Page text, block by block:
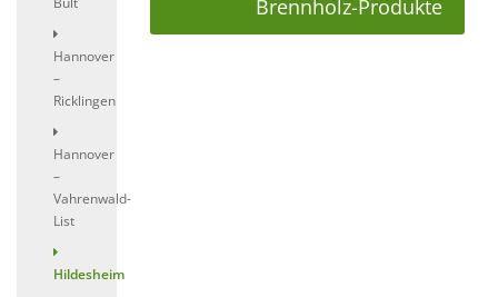
Hannover
–
Ricklingen
Hannover
–
Vahrenwald-
List
Hildesheim
Brennholz-Produkte